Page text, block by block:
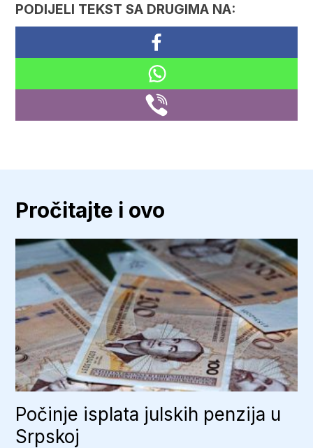
PODIJELI TEKST SA DRUGIMA NA:
Pročitajte i ovo
Počinje isplata julskih penzija u
Srpskoj